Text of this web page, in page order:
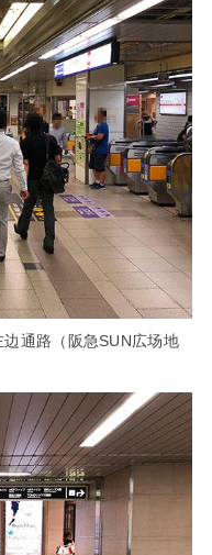
通路（阪急SUN広场地